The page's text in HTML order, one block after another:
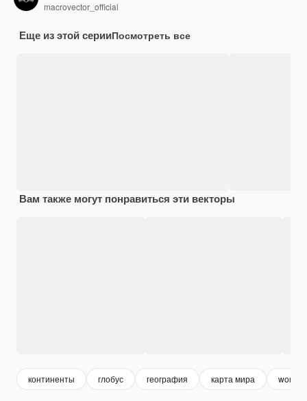
macrovector_official
Еще из этой серииПосмотреть все
Вам также могут понравиться эти векторы
континенты глобус география карта мира world